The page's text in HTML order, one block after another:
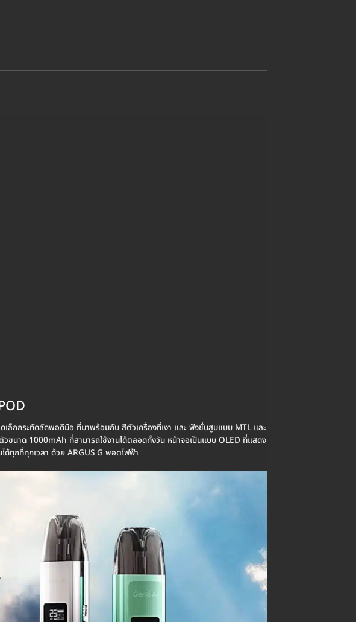
เล็กกระทัดลัดพอดีมือ ที่มาพร้อมกับ สีตัวเครื่องที่เงา และ ฟังชั่นสูบแบบ MTL และ
ขนาด 1000mAh ที่สามารถใช้งานได้ตลอดทั้งวัน หน้าจอเป็นแบบ OLED ที่แสดง
ด้ทุกที่ทุกเวลา ด้วย ARGUS G พอตไฟฟ้า